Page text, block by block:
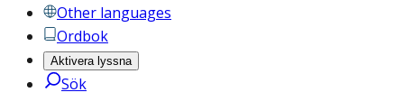
Other languages
Ordbok
Aktivera lyssna
Sök